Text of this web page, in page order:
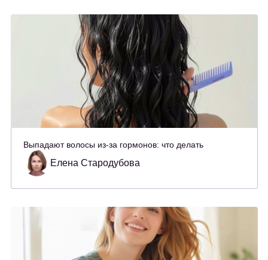
Выпадают волосы из-за гормонов: что делать
Елена Стародубова